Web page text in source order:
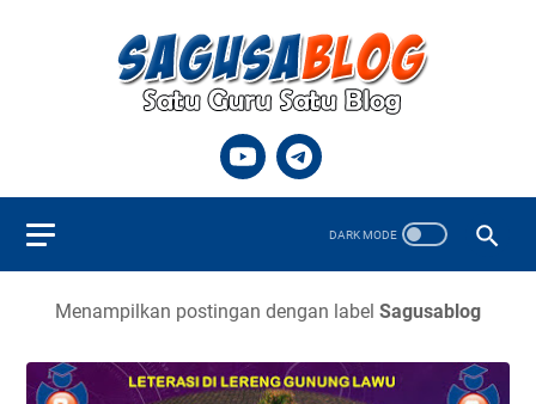
Menampilkan postingan dengan label Sagusablog